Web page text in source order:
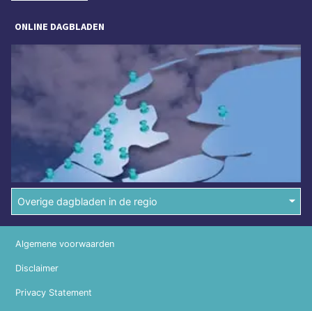
ONLINE DAGBLADEN
Overige dagbladen in de regio
Algemene voorwaarden
Disclaimer
Privacy Statement